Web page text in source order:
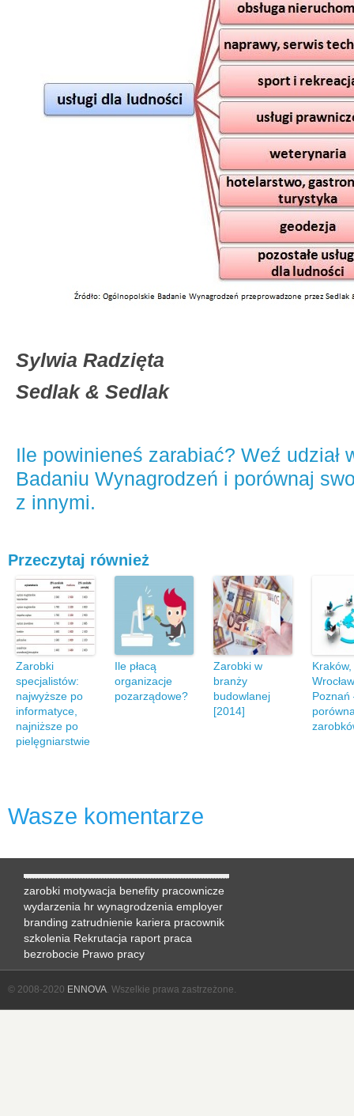
Sylwia Radzięta
Sedlak & Sedlak
Ile powinieneś zarabiać? Weź udział
Badaniu Wynagrodzeń i porównaj
z innymi.
Przeczytaj również
Zarobki
specjalistów:
najwyższe po
informatyce,
najniższe po
pielęgniarstwie
Ile płacą
organizacje
pozarządowe?
Zarobki w
branży
budowlanej
[2014]
Kraków,
Poznań
Wasze komentarze
zarobki motywacja benefity pracownicze
wydarzenia hr wynagrodzenia employer
branding zatrudnienie kariera pracownik
szkolenia Rekrutacja raport praca
bezrobocie Prawo pracy
© 2008-2020 ENNOVA. Wszelkie prawa zastrzeżone.